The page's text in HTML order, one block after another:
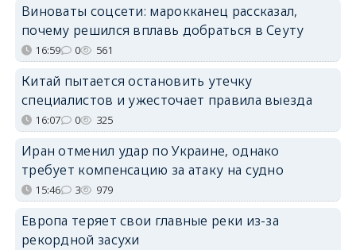
Виноваты соцсети: марокканец рассказал,
почему решился вплавь добраться в Сеуту
16:59 0 561
Китай пытается остановить утечку
специалистов и ужесточает правила выезда
16:07 0 325
Иран отменил удар по Украине, однако
требует компенсацию за атаку на судно
15:46 3 979
Европа теряет свои главные реки из-за
рекордной засухи